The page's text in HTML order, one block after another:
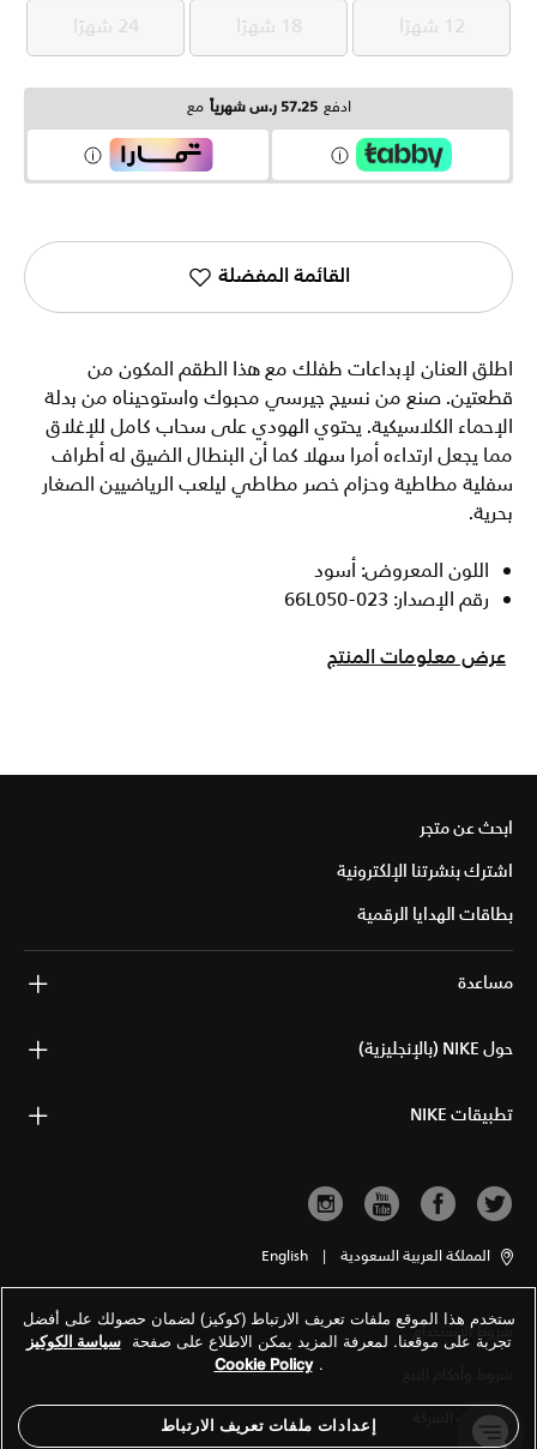
12 شهرًا 12 شهرًا 18 شهرًا 18 شهرًا 24 شهرًا 24 شهرًا
ادفع 57.25 ر.س شهرياً مع
القائمة المفضلة
اطلق العنان لإبداعات طفلك مع هذا الطقم المكون من
قطعتين. صنع من نسيج جيرسي محبوك واستوحيناه من بدلة
الإحماء الكلاسيكية. يحتوي الهودي على سحاب كامل للإغلاق
مما يجعل ارتداءه أمرا سهلا كما أن البنطال الضيق له أطراف
سفلية مطاطية وحزام خصر مطاطي ليلعب الرياضيين الصغار
بحرية.
اللون المعروض: أسود
رقم الإصدار: 66L050-023
عرض معلومات المنتج
ابحث عن متجر
اشترك بنشرتنا الإلكترونية
بطاقات الهدايا الرقمية
مساعدة
حول NIKE (بالإنجليزية)
تطبيقات NIKE
المملكة العربية السعودية |
English
شروط الاستخدام
معلومات الشركة
ستخدم هذا الموقع ملفات تعريف الارتباط (كوكيز) لضمان حصولك على أفضل
تجربة على موقعنا. لمعرفة المزيد يمكن الاطلاع على صفحة سياسة الكوكيز
.
Cookie Policy
إعدادات ملفات تعريف الارتباط